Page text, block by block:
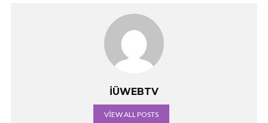
İÜWEBTV
VIEW ALL POSTS